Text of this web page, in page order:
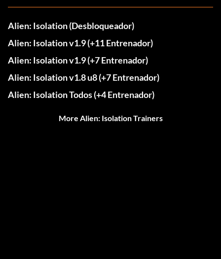
Alien: Isolation (Desbloqueador)
Alien: Isolation v1.9 (+11 Entrenador)
Alien: Isolation v1.9 (+7 Entrenador)
Alien: Isolation v1.8 u8 (+7 Entrenador)
Alien: Isolation Todos (+4 Entrenador)
More Alien: Isolation Trainers